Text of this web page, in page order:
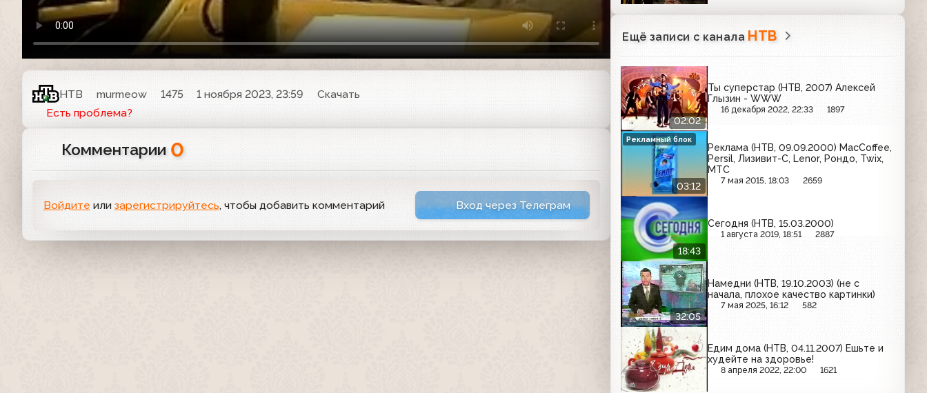
НТВ murmeow 1475 1 ноября 2023, 23:59
Скачать
Есть проблема?
Комментарии 0
Войдите или зарегистрируйтесь, чтобы добавить комментарий Вход через Телеграм
Ещё записи с канала НТВ
02:02
Ты суперстар (НТВ, 2007) Алексей
Глызин - WWW
16 декабря 2022, 22:33 1897
03:12
Реклама (НТВ, 09.09.2000) MacCoffee,
Persil, Лизивит-С, Lenor, Рондо, Twix,
МТС
7 мая 2015, 18:03 2659
Рекламный блок
18:43
Сегодня (НТВ, 15.03.2000)
1 августа 2019, 18:51 2887
32:05
Намедни (НТВ, 19.10.2003) (не с
начала, плохое качество картинки)
7 мая 2025, 16:12 582
Едим дома (НТВ, 04.11.2007) Ешьте и
худейте на здоровье!
8 апреля 2022, 22:00 1621